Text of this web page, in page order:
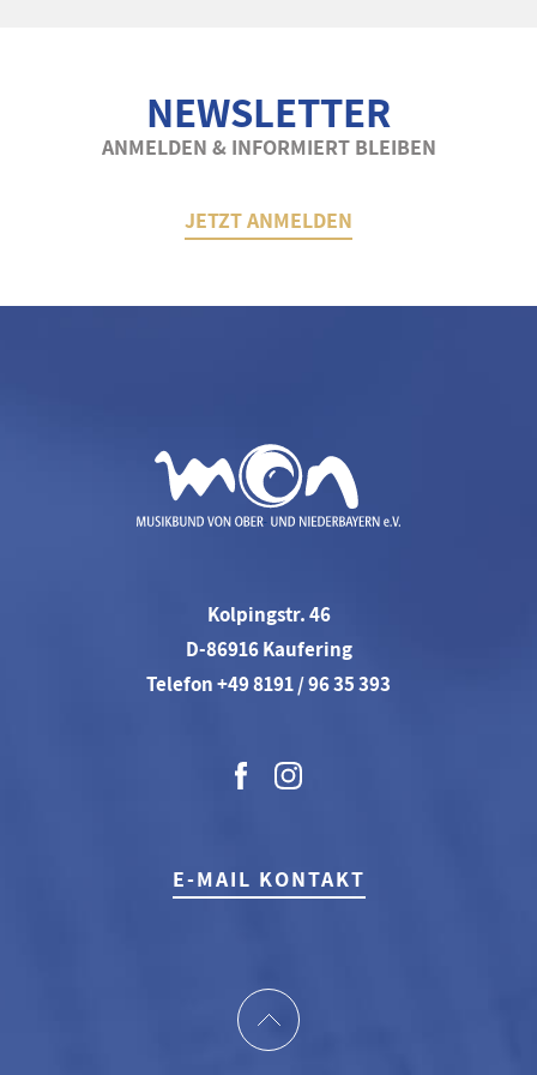
NEWSLETTER
ANMELDEN & INFORMIERT BLEIBEN
JETZT ANMELDEN
Kolpingstr. 46
D-86916 Kaufering
Telefon +49 8191 / 96 35 393
E-MAIL KONTAKT